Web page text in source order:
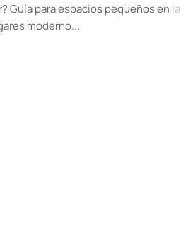
Guía para espacios pequeños en la
moderno...